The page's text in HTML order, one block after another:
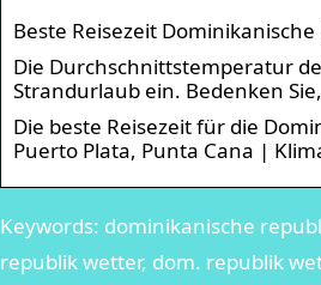
Beste Reisezeit
Die Durchschnittstemperatur
Strandurlaub ein. Bedenken
Die beste Reisezeit für die
Puerto Plata, Punta Cana |
Keywords: dominikanische
republik wetter, dom. republik